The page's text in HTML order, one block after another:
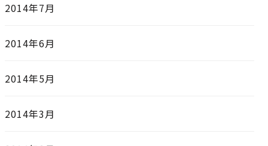
2014年7月
2014年6月
2014年5月
2014年3月